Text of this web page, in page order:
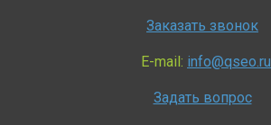
Заказать звонок
E-mail: info@qseo.ru
Задать вопрос